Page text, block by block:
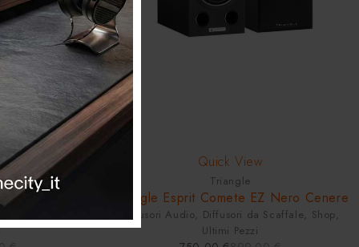
Quick View
Triangle
Triangle Esprit Comete EZ Nero Cenere
Diffusori Audio Diffusori da Scaffale Shop
Ultimi Pezzi